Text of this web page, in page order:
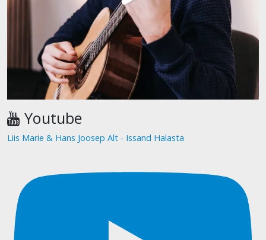
Youtube
Liis Marie & Hans Joosep Alt - Issand Halasta